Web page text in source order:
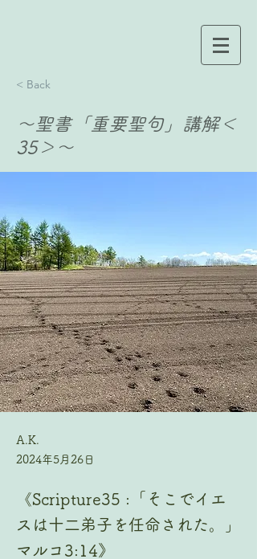
< Back
〜聖書「重要聖句」講解＜
35＞〜
A.K.
2024年5月26日
《Scripture35 :「そこでイエ
スは十二弟子を任命された。」
マルコ3:14》